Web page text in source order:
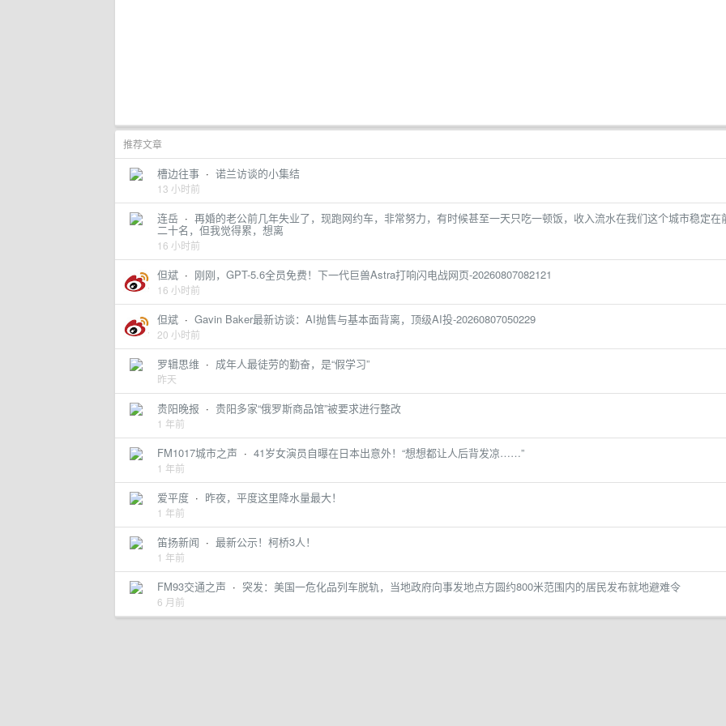
推荐文章
槽边往事 · 诺兰访谈的小集结
13 小时前
连岳 · 再婚的老公前几年失业了，现跑网约车，非常努力，有时候甚至一天只吃一顿饭，收入流水在我们这个城市稳定在
二十名，但我觉得累，想离
16 小时前
但斌 · 刚刚，GPT-5.6全员免费！下一代巨兽Astra打响闪电战网页-20260807082121
16 小时前
但斌 · Gavin Baker最新访谈：AI抛售与基本面背离，顶级AI投-20260807050229
20 小时前
罗辑思维 · 成年人最徒劳的勤奋，是“假学习”
昨天
贵阳晚报 · 贵阳多家“俄罗斯商品馆”被要求进行整改
1 年前
FM1017城市之声 · 41岁女演员自曝在日本出意外！“想想都让人后背发凉……”
1 年前
爱平度 · 昨夜，平度这里降水量最大！
1 年前
笛扬新闻 · 最新公示！柯桥3人！
1 年前
FM93交通之声 · 突发：美国一危化品列车脱轨，当地政府向事发地点方圆约800米范围内的居民发布就地避难令
6 月前